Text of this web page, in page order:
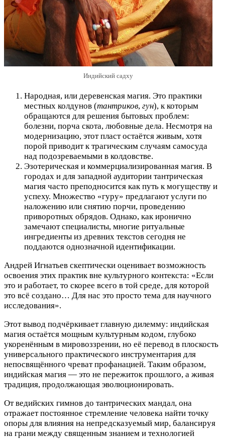
Индийский садху
Народная, или деревенская магия. Это практики
местных колдунов (тантриков, гун), к которым
обращаются для решения бытовых проблем:
болезни, порча скота, любовные дела. Несмотря на
модернизацию, этот пласт остаётся живым, хотя
порой приводит к трагическим случаям самосуда
над подозреваемыми в колдовстве.
Эзотерическая и коммерциализированная магия. В
городах и для западной аудитории тантрическая
магия часто преподносится как путь к могуществу и
успеху. Множество «гуру» предлагают услуги по
наложению или снятию порчи, проведению
приворотных обрядов. Однако, как иронично
замечают специалисты, многие ритуальные
ингредиенты из древних текстов сегодня не
поддаются однозначной идентификации.
Андрей Игнатьев скептически оценивает возможность
освоения этих практик вне культурного контекста: «Если
это и работает, то скорее всего в той среде, для которой
это всё создано… Для нас это просто тема для научного
исследования».
Этот вывод подчёркивает главную дилемму: индийская
магия остаётся мощным культурным кодом, глубоко
укоренённым в мировоззрении, но её перевод в плоскость
универсального практического инструментария для
непосвящённого чреват профанацией. Таким образом,
индийская магия — это не пережиток прошлого, а живая
традиция, продолжающая эволюционировать.
От ведийских гимнов до тантрических мандал, она
отражает постоянное стремление человека найти точку
опоры для влияния на непредсказуемый мир, балансируя
на грани между священным знанием и технологией